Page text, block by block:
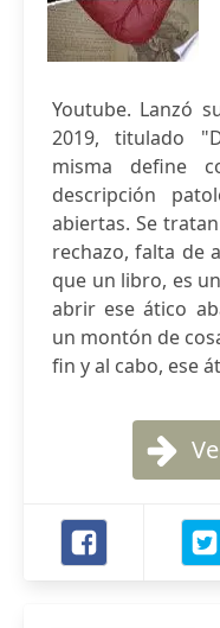
Youtube. Lanzó
2019, titulado
misma define
descripción
abiertas. Se
rechazo, falta de
que un libro, es
abrir ese ático
un montón de
fin y al cabo, ese